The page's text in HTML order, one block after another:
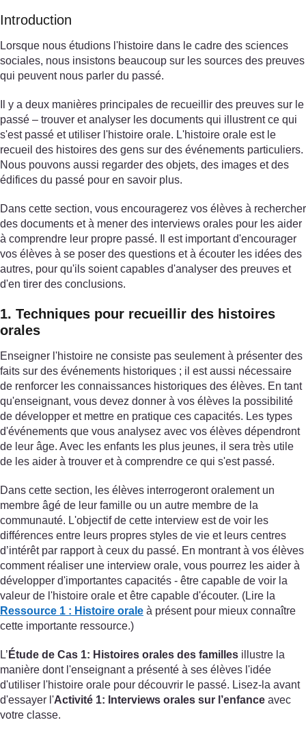
Introduction
Lorsque nous étudions l'histoire dans le cadre des sciences
sociales, nous insistons beaucoup sur les sources des preuves
qui peuvent nous parler du passé.
Il y a deux manières principales de recueillir des preuves sur le
passé – trouver et analyser les documents qui illustrent ce qui
s'est passé et utiliser l'histoire orale. L'histoire orale est le
recueil des histoires des gens sur des événements particuliers.
Nous pouvons aussi regarder des objets, des images et des
édifices du passé pour en savoir plus.
Dans cette section, vous encouragerez vos élèves à rechercher
des documents et à mener des interviews orales pour les aider
à comprendre leur propre passé. Il est important d'encourager
vos élèves à se poser des questions et à écouter les idées des
autres, pour qu'ils soient capables d'analyser des preuves et
d'en tirer des conclusions.
1. Techniques pour recueillir des histoires
orales
Enseigner l'histoire ne consiste pas seulement à présenter des
faits sur des événements historiques ; il est aussi nécessaire
de renforcer les connaissances historiques des élèves. En tant
qu'enseignant, vous devez donner à vos élèves la possibilité
de développer et mettre en pratique ces capacités. Les types
d'événements que vous analysez avec vos élèves dépendront
de leur âge. Avec les enfants les plus jeunes, il sera très utile
de les aider à trouver et à comprendre ce qui s'est passé.
Dans cette section, les élèves interrogeront oralement un
membre âgé de leur famille ou un autre membre de la
communauté. L'objectif de cette interview est de voir les
différences entre leurs propres styles de vie et leurs centres
d’intérêt par rapport à ceux du passé. En montrant à vos élèves
comment réaliser une interview orale, vous pourrez les aider à
développer d'importantes capacités - être capable de voir la
valeur de l'histoire orale et être capable d'écouter. (Lire la
Ressource 1 : Histoire orale à présent pour mieux connaître
cette importante ressource.)
L’ Étude de Cas 1: Histoires orales des familles illustre la
manière dont l'enseignant a présenté à ses élèves l'idée
d'utiliser l'histoire orale pour découvrir le passé. Lisez-la avant
d'essayer l'Activité 1: Interviews orales sur l’enfance avec
votre classe.